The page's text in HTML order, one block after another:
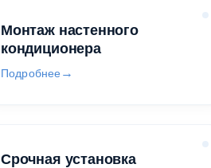
Монтаж настенного
кондиционера
Подробнее
Срочная установка